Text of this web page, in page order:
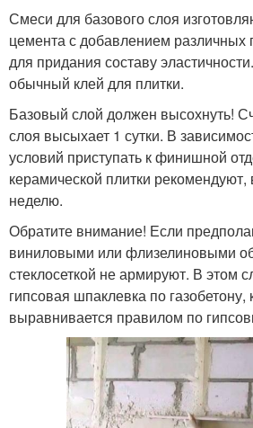
Смеси для базового слоя
цемента с добавлением различных
для придания составу
обычный клей для плитки.
Базовый слой должен высохнуть!
слоя высыхает 1 сутки. В
условий приступать к финишной
керамической плитки
неделю.
Обратите внимание! Если
виниловыми или флизелиновыми
стеклосеткой не армируют. В этом
гипсовая шпаклевка по газобетону,
выравнивается правилом по